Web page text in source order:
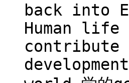
back into
Human
contribute